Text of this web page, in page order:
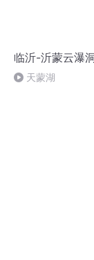
临沂-沂蒙云瀑
天蒙湖